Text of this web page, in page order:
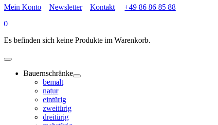
Mein Konto Newsletter Kontakt
+49 86 86 85 88
0
Es befinden sich keine Produkte im Warenkorb.
Bauernschränke
bemalt
natur
eintürig
zweitürig
dreitürig